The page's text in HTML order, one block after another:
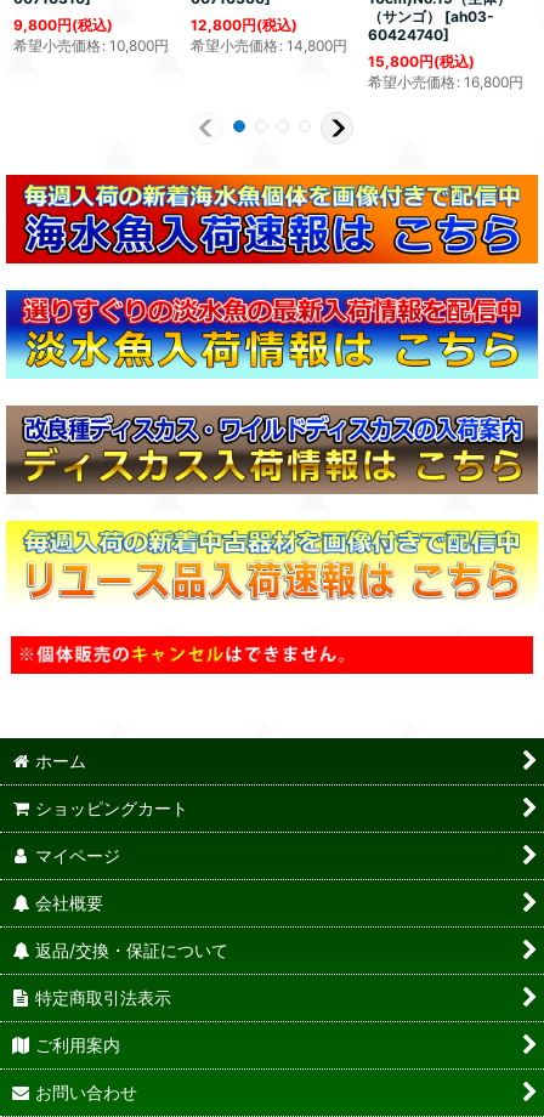
9,800円(税込)
希望小売価格: 10,800円
12,800円(税込)
希望小売価格: 14,800円
（サンゴ）
[ah03-
60424740]
15,800円(税込)
希望小売価格: 16,800円
ホーム
ショッピングカート
マイページ
会社概要
返品/交換・保証について
特定商取引法表示
ご利用案内
お問い合わせ